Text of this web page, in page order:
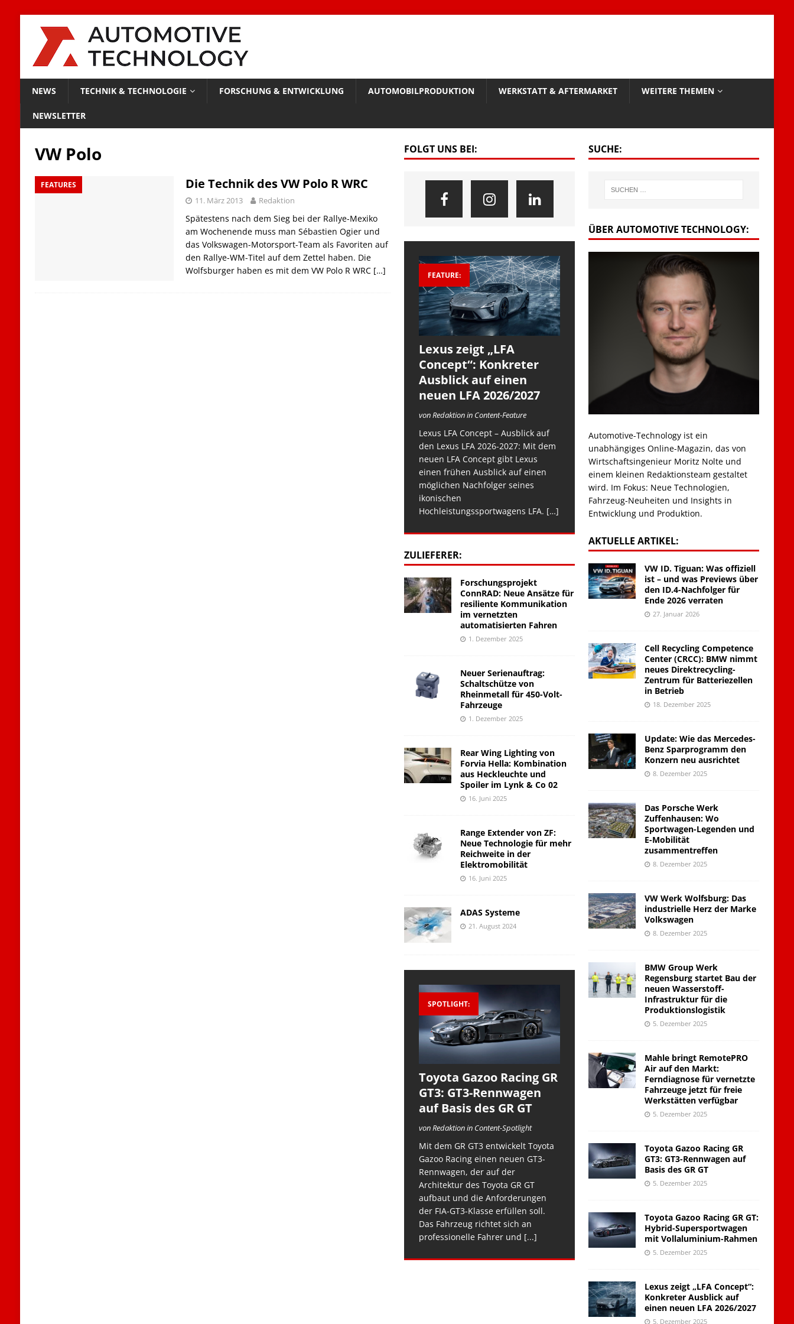
NEWS TECHNIK & TECHNOLOGIE FORSCHUNG & ENTWICKLUNG AUTOMOBILPRODUKTION WERKSTATT & AFTERMARKET WEITERE THEMEN
NEWSLETTER
VW Polo
FEATURES Die Technik des VW Polo R WRC
11. März 2013 Redaktion
Spätestens nach dem Sieg bei der Rallye-Mexiko
am Wochenende muss man Sébastien Ogier und
das Volkswagen-Motorsport-Team als Favoriten auf
den Rallye-WM-Titel auf dem Zettel haben. Die
Wolfsburger haben es mit dem VW Polo R WRC […]
FOLGT UNS BEI:
FEATURE:
Lexus zeigt „LFA
Concept“: Konkreter
Ausblick auf einen
neuen LFA 2026/2027
von Redaktion in Content-Feature
Lexus LFA Concept – Ausblick auf
den Lexus LFA 2026-2027: Mit dem
neuen LFA Concept gibt Lexus
einen frühen Ausblick auf einen
möglichen Nachfolger seines
ikonischen
Hochleistungssportwagens LFA. […]
ZULIEFERER:
Forschungsprojekt
ConnRAD: Neue Ansätze für
resiliente Kommunikation
im vernetzten
automatisierten Fahren
1. Dezember 2025
Neuer Serienauftrag:
Schaltschütze von
Rheinmetall für 450-Volt-
Fahrzeuge
1. Dezember 2025
Rear Wing Lighting von
Forvia Hella: Kombination
aus Heckleuchte und
Spoiler im Lynk & Co 02
16. Juni 2025
Range Extender von ZF:
Neue Technologie für mehr
Reichweite in der
Elektromobilität
16. Juni 2025
ADAS Systeme
21. August 2024
SPOTLIGHT:
Toyota Gazoo Racing GR
GT3: GT3-Rennwagen
auf Basis des GR GT
von Redaktion in Content-Spotlight
Mit dem GR GT3 entwickelt Toyota
Gazoo Racing einen neuen GT3-
Rennwagen, der auf der
Architektur des Toyota GR GT
aufbaut und die Anforderungen
der FIA-GT3-Klasse erfüllen soll.
Das Fahrzeug richtet sich an
professionelle Fahrer und [...]
SUCHE:
ÜBER AUTOMOTIVE TECHNOLOGY:
Automotive-Technology ist ein
unabhängiges Online-Magazin, das von
Wirtschaftsingenieur Moritz Nolte und
einem kleinen Redaktionsteam gestaltet
wird. Im Fokus: Neue Technologien,
Fahrzeug-Neuheiten und Insights in
Entwicklung und Produktion.
AKTUELLE ARTIKEL:
VW ID. Tiguan: Was offiziell
ist – und was Previews über
den ID.4-Nachfolger für
Ende 2026 verraten
27. Januar 2026
Cell Recycling Competence
Center (CRCC): BMW nimmt
neues Direktrecycling-
Zentrum für Batteriezellen
in Betrieb
18. Dezember 2025
Update: Wie das Mercedes-
Benz Sparprogramm den
Konzern neu ausrichtet
8. Dezember 2025
Das Porsche Werk
Zuffenhausen: Wo
Sportwagen-Legenden und
E-Mobilität
zusammentreffen
8. Dezember 2025
VW Werk Wolfsburg: Das
industrielle Herz der Marke
Volkswagen
8. Dezember 2025
BMW Group Werk
Regensburg startet Bau der
neuen Wasserstoff-
Infrastruktur für die
Produktionslogistik
5. Dezember 2025
Mahle bringt RemotePRO
Air auf den Markt:
Ferndiagnose für vernetzte
Fahrzeuge jetzt für freie
Werkstätten verfügbar
5. Dezember 2025
Toyota Gazoo Racing GR
GT3: GT3-Rennwagen auf
Basis des GR GT
5. Dezember 2025
Toyota Gazoo Racing GR GT:
Hybrid-Supersportwagen
mit Vollaluminium-Rahmen
5. Dezember 2025
Lexus zeigt „LFA Concept“:
Konkreter Ausblick auf
einen neuen LFA 2026/2027
5. Dezember 2025